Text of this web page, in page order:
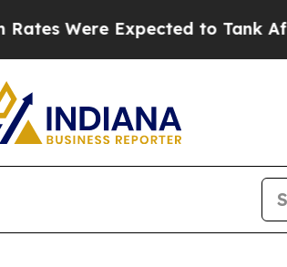
Expected to Tank After Roe